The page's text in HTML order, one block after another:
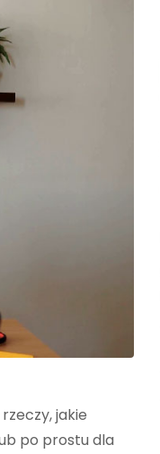
jakie
po prostu dla